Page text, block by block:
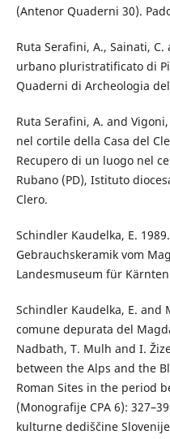
(Antenor Quaderni 30).
Ruta Serafini, A., Sainati, C.
urbano pluristratificato di
Quaderni di Archeologia del
Ruta Serafini, A. and
nel cortile della Casa del
Recupero di un luogo nel
Rubano (PD), Istituto
Clero.
Schindler Kaudelka, E.
Gebrauchskeramik vom
Landesmuseum für
Schindler Kaudelka, E. and
comune depurata del
Nadbath, T. Mulh and I.
between the Alps and the
Roman Sites in the period
(Monografije CPA 6):
kulturne dediščine